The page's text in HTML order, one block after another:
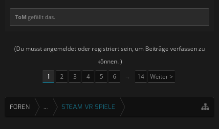
ToM gefällt das.
(Du musst angemeldet oder registriert sein, um Beiträge verfassen zu
können. )
1
2 3 4 5 6 → 14 Weiter >
FOREN ... STEAM VR SPIELE